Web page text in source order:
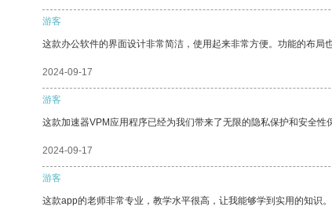
游客
这款办公软件的界面设计非常简洁，使用起来非常方便。功能的布局
2024-09-17
游客
这款加速器VPM应用程序已经为我们带来了无限的隐私保护和安全性
2024-09-17
游客
这款app的老师非常专业，教学水平很高，让我能够学到实用的知识。